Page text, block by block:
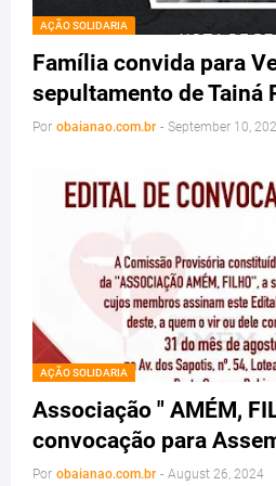
AÇÃO SOLIDARIA
Família convida para
sepultamento de Tainá
Por obaianao.com.br - September 10,
AÇÃO SOLIDARIA
Associação " AMÉM,
convocação para
Por obaianao.com.br - August 26, 2024